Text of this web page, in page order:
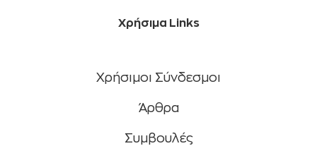
Χρήσιμα Links
Χρήσιμοι Σύνδεσμοι
Άρθρα
Συμβουλές